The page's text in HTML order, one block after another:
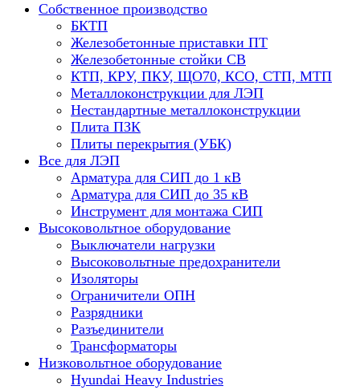
Собственное производство
БКТП
Железобетонные приставки ПТ
Железобетонные стойки СВ
КТП, КРУ, ПКУ, ЩО70, КСО, СТП, МТП
Металлоконструкции для ЛЭП
Нестандартные металлоконструкции
Плита ПЗК
Плиты перекрытия (УБК)
Все для ЛЭП
Арматура для СИП до 1 кВ
Арматура для СИП до 35 кВ
Инструмент для монтажа СИП
Высоковольтное оборудование
Выключатели нагрузки
Высоковольтные предохранители
Изоляторы
Ограничители ОПН
Разрядники
Разъединители
Трансформаторы
Низковольтное оборудование
Hyundai Heavy Industries